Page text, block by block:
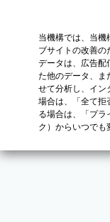
当機構では、当機
ブサイトの改善の
データは、広告配
た他のデータ、ま
せて分析し、イン
場合は、「全て拒
る場合は、「プラ
ク）からいつでも